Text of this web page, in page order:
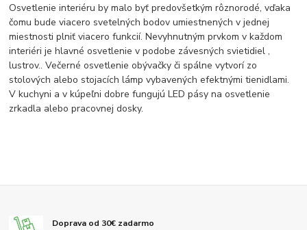
Osvetlenie interiéru by malo byť predovšetkým rôznorodé, vďaka
čomu bude viacero svetelných bodov umiestnených v jednej
miestnosti plniť viacero funkcií. Nevyhnutným prvkom v každom
interiéri je hlavné osvetlenie v podobe závesných svietidiel ,
lustrov.. Večerné osvetlenie obývačky či spálne vytvorí zo
stolových alebo stojacích lámp vybavených efektnými tienidlami.
V kuchyni a v kúpeľni dobre fungujú LED pásy na osvetlenie
zrkadla alebo pracovnej dosky.
Doprava od 30€ zadarmo